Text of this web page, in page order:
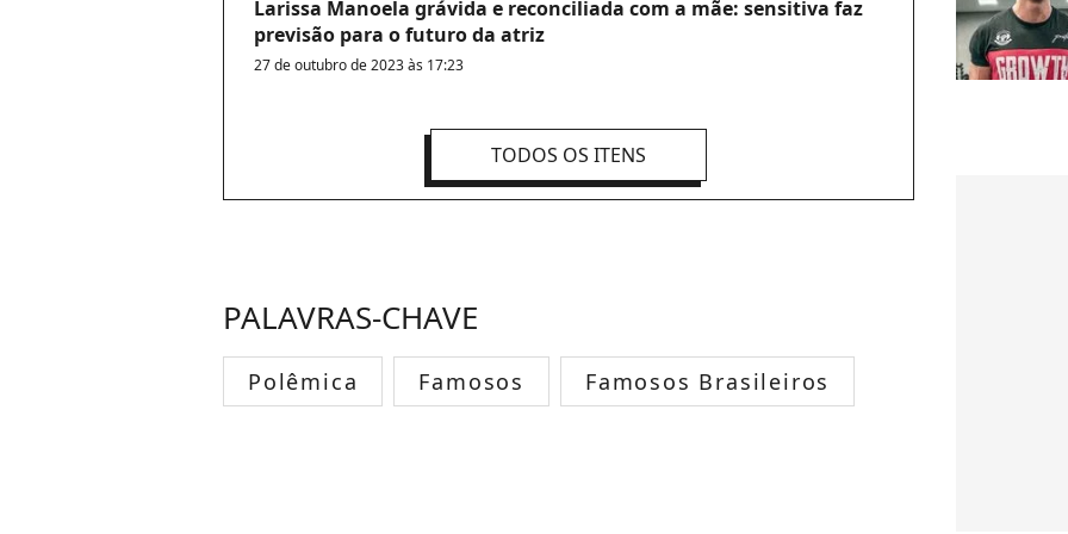
Larissa Manoela grávida e reconciliada com a mãe: sensitiva faz
previsão para o futuro da atriz
27 de outubro de 2023 às 17:23
TODOS OS ITENS
PALAVRAS-CHAVE
Polêmica Famosos Famosos Brasileiros